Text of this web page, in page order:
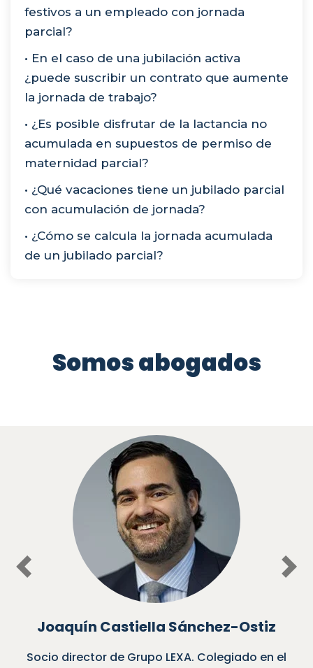
festivos a un empleado con jornada
parcial?
• En el caso de una jubilación activa
¿puede suscribir un contrato que aumente
la jornada de trabajo?
• ¿Es posible disfrutar de la lactancia no
acumulada en supuestos de permiso de
maternidad parcial?
• ¿Qué vacaciones tiene un jubilado parcial
con acumulación de jornada?
• ¿Cómo se calcula la jornada acumulada
de un jubilado parcial?
Somos abogados
Joaquín Castiella Sánchez-Ostiz
Socio director de Grupo LEXA. Colegiado en el
Previous